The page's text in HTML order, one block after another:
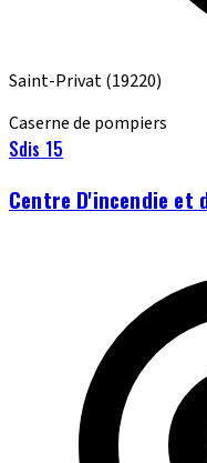
Saint-Privat(19220)
Caserne de pompiers
Sdis 15
Centre D'incendie et